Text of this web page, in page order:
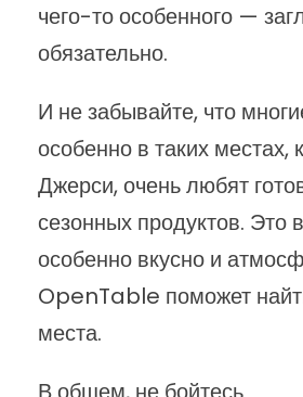
чего-то особенного —
обязательно.
И не забывайте, что
особенно в таких местах,
Джерси, очень любят
сезонных продуктов. Это
особенно вкусно и
OpenTable поможет
места.